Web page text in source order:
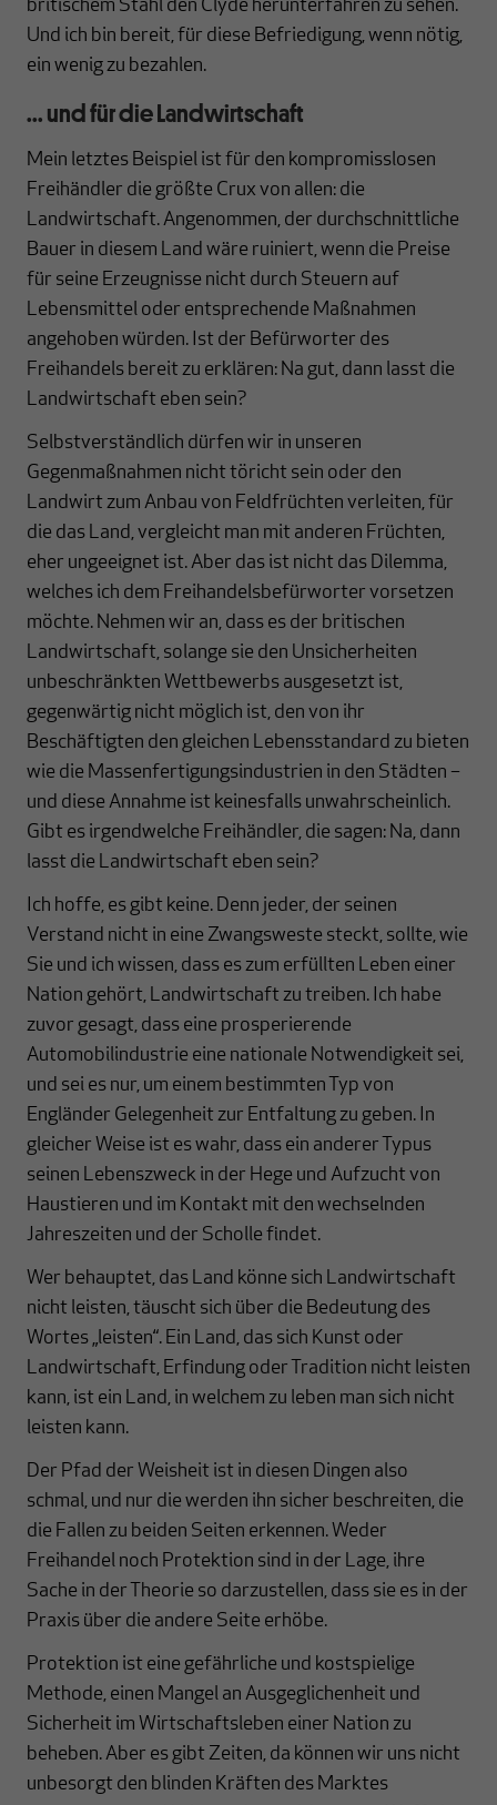
britischem Stahl den Clyde herunterfahren zu sehen.
Und ich bin bereit, für diese Befriedigung, wenn nötig,
ein wenig zu bezahlen.
... und für die Landwirtschaft
Mein letztes Beispiel ist für den kompromisslosen
Freihändler die größte Crux von allen: die
Landwirtschaft. Angenommen, der durchschnittliche
Bauer in diesem Land wäre ruiniert, wenn die Preise
für seine Erzeugnisse nicht durch Steuern auf
Lebensmittel oder entsprechende Maßnahmen
angehoben würden. Ist der Befürworter des
Freihandels bereit zu erklären: Na gut, dann lasst die
Landwirtschaft eben sein?
Selbstverständlich dürfen wir in unseren
Gegenmaßnahmen nicht töricht sein oder den
Landwirt zum Anbau von Feldfrüchten verleiten, für
die das Land, vergleicht man mit anderen Früchten,
eher ungeeignet ist. Aber das ist nicht das Dilemma,
welches ich dem Freihandelsbefürworter vorsetzen
möchte. Nehmen wir an, dass es der britischen
Landwirtschaft, solange sie den Unsicherheiten
unbeschränkten Wettbewerbs ausgesetzt ist,
gegenwärtig nicht möglich ist, den von ihr
Beschäftigten den gleichen Lebensstandard zu bieten
wie die Massenfertigungsindustrien in den Städten –
und diese Annahme ist keinesfalls unwahrscheinlich.
Gibt es irgendwelche Freihändler, die sagen: Na, dann
lasst die Landwirtschaft eben sein?
Ich hoffe, es gibt keine. Denn jeder, der seinen
Verstand nicht in eine Zwangsweste steckt, sollte, wie
Sie und ich wissen, dass es zum erfüllten Leben einer
Nation gehört, Landwirtschaft zu treiben. Ich habe
zuvor gesagt, dass eine prosperierende
Automobilindustrie eine nationale Notwendigkeit sei,
und sei es nur, um einem bestimmten Typ von
Engländer Gelegenheit zur Entfaltung zu geben. In
gleicher Weise ist es wahr, dass ein anderer Typus
seinen Lebenszweck in der Hege und Aufzucht von
Haustieren und im Kontakt mit den wechselnden
Jahreszeiten und der Scholle findet.
Wer behauptet, das Land könne sich Landwirtschaft
nicht leisten, täuscht sich über die Bedeutung des
Wortes „leisten“. Ein Land, das sich Kunst oder
Landwirtschaft, Erfindung oder Tradition nicht leisten
kann, ist ein Land, in welchem zu leben man sich nicht
leisten kann.
Der Pfad der Weisheit ist in diesen Dingen also
schmal, und nur die werden ihn sicher beschreiten, die
die Fallen zu beiden Seiten erkennen. Weder
Freihandel noch Protektion sind in der Lage, ihre
Sache in der Theorie so darzustellen, dass sie es in der
Praxis über die andere Seite erhöbe.
Protektion ist eine gefährliche und kostspielige
Methode, einen Mangel an Ausgeglichenheit und
Sicherheit im Wirtschaftsleben einer Nation zu
beheben. Aber es gibt Zeiten, da können wir uns nicht
unbesorgt den blinden Kräften des Marktes